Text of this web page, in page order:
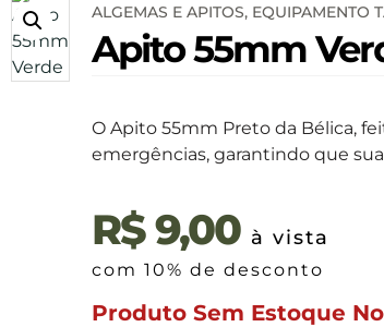
ALGEMAS E APITOS, EQUIPAMENTO
Apito 55mm
O Apito 55mm Preto da Bélica,
emergências, garantindo que
R$9,00 à vista
com 10% de desconto
Produto Sem Estoque